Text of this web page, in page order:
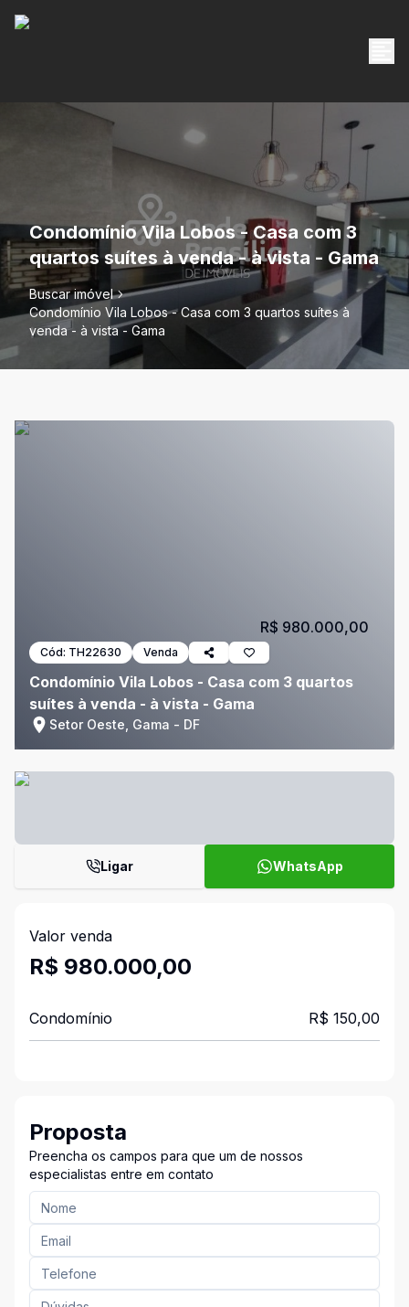
Condomínio Vila Lobos - Casa com 3
quartos suítes à venda - à vista - Gama
Buscar imóvel
Condomínio Vila Lobos - Casa com 3 quartos suítes à
venda - à vista - Gama
Cód: TH22630 Venda
Condomínio Vila Lobos - Casa com 3 quartos
suítes à venda - à vista - Gama
Setor Oeste, Gama - DF
R$ 980.000,00
Ligar WhatsApp
Valor venda
R$ 980.000,00
Condomínio R$ 150,00
Proposta
Preencha os campos para que um de nossos
especialistas entre em contato